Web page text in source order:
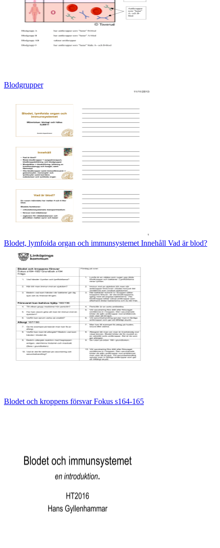
Blodgrupper
Blodet, lymfoida organ och immunsystemet Innehåll Vad är blod?
Blodet och kroppens försvar Fokus s164-165